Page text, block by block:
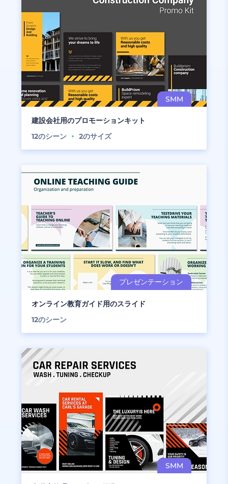
建設会社用のプロモーションキット
12のシーン 2のサイズ
オンライン教育ガイド用のスライド
12のシーン